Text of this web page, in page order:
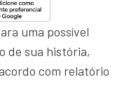
uma possível
de sua história,
com relatório